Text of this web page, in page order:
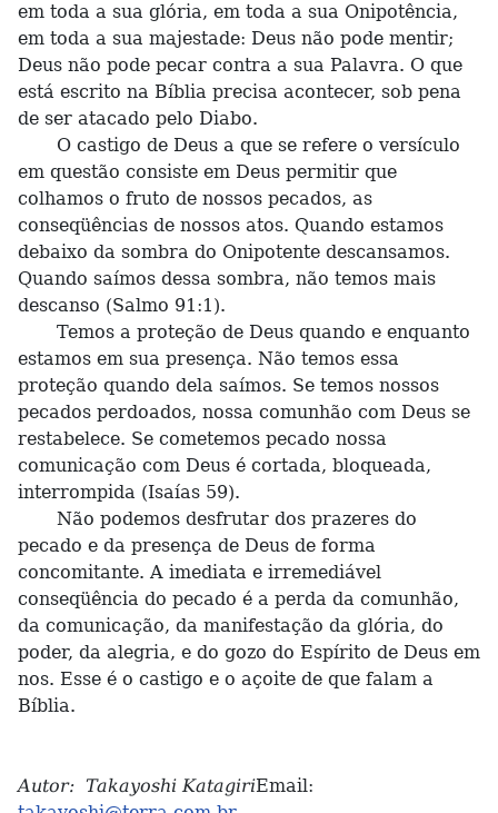
em toda a sua glória, em toda a sua Onipotência,
em toda a sua majestade: Deus não pode mentir;
Deus não pode pecar contra a sua Palavra. O que
está escrito na Bíblia precisa acontecer, sob pena
de ser atacado pelo Diabo.
O castigo de Deus a que se refere o versículo
em questão consiste em Deus permitir que
colhamos o fruto de nossos pecados, as
conseqüências de nossos atos. Quando estamos
debaixo da sombra do Onipotente descansamos.
Quando saímos dessa sombra, não temos mais
descanso (Salmo 91:1).
Temos a proteção de Deus quando e enquanto
estamos em sua presença. Não temos essa
proteção quando dela saímos. Se temos nossos
pecados perdoados, nossa comunhão com Deus se
restabelece. Se cometemos pecado nossa
comunicação com Deus é cortada, bloqueada,
interrompida (Isaías 59).
Não podemos desfrutar dos prazeres do
pecado e da presença de Deus de forma
concomitante. A imediata e irremediável
conseqüência do pecado é a perda da comunhão,
da comunicação, da manifestação da glória, do
poder, da alegria, e do gozo do Espírito de Deus em
nos. Esse é o castigo e o açoite de que falam a
Bíblia.
Autor: Takayoshi KatagiriEmail: